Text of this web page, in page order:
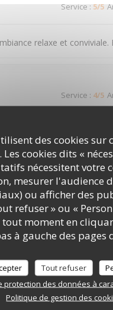
des cookies
cookies dits «
nécessitent votre
mesurer l'audience
ou afficher des
refuser » ou «
moment en
à gauche des pages
Tout refuser
protection des données à
Politique de gestion des
Service : 5/5
relaxe et conviviale.
Service : 4/5
Service: 4/5
Service:5 /5
Service:5/5